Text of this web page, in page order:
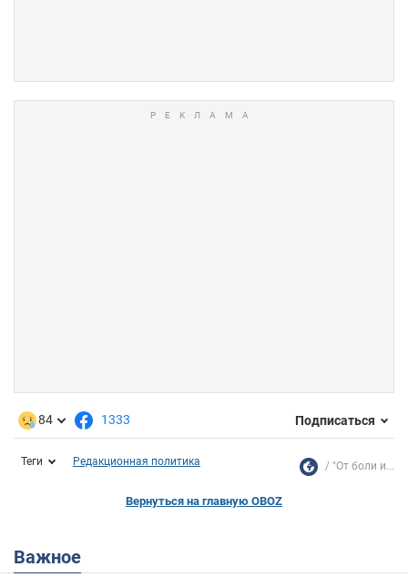
84 1333 Подписаться
Теги Редакционная политика "От боли и...
Вернуться на главную OBOZ
Важное